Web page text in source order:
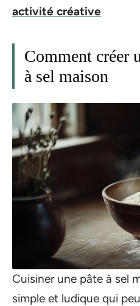
activité créative
Comment créer
à sel maison
Cuisiner une pâte à sel
simple et ludique qui